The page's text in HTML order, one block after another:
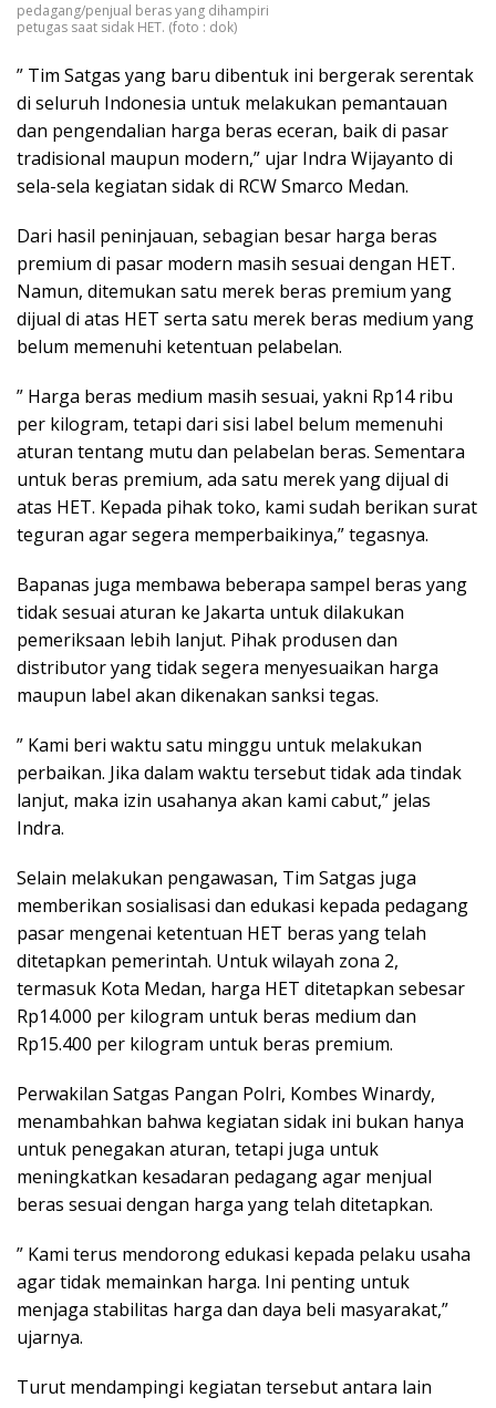
pedagang/penjual beras yang dihampiri
petugas saat sidak HET. (foto : dok)
” Tim Satgas yang baru dibentuk ini bergerak serentak
di seluruh Indonesia untuk melakukan pemantauan
dan pengendalian harga beras eceran, baik di pasar
tradisional maupun modern,” ujar Indra Wijayanto di
sela-sela kegiatan sidak di RCW Smarco Medan.
Dari hasil peninjauan, sebagian besar harga beras
premium di pasar modern masih sesuai dengan HET.
Namun, ditemukan satu merek beras premium yang
dijual di atas HET serta satu merek beras medium yang
belum memenuhi ketentuan pelabelan.
” Harga beras medium masih sesuai, yakni Rp14 ribu
per kilogram, tetapi dari sisi label belum memenuhi
aturan tentang mutu dan pelabelan beras. Sementara
untuk beras premium, ada satu merek yang dijual di
atas HET. Kepada pihak toko, kami sudah berikan surat
teguran agar segera memperbaikinya,” tegasnya.
Bapanas juga membawa beberapa sampel beras yang
tidak sesuai aturan ke Jakarta untuk dilakukan
pemeriksaan lebih lanjut. Pihak produsen dan
distributor yang tidak segera menyesuaikan harga
maupun label akan dikenakan sanksi tegas.
” Kami beri waktu satu minggu untuk melakukan
perbaikan. Jika dalam waktu tersebut tidak ada tindak
lanjut, maka izin usahanya akan kami cabut,” jelas
Indra.
Selain melakukan pengawasan, Tim Satgas juga
memberikan sosialisasi dan edukasi kepada pedagang
pasar mengenai ketentuan HET beras yang telah
ditetapkan pemerintah. Untuk wilayah zona 2,
termasuk Kota Medan, harga HET ditetapkan sebesar
Rp14.000 per kilogram untuk beras medium dan
Rp15.400 per kilogram untuk beras premium.
Perwakilan Satgas Pangan Polri, Kombes Winardy,
menambahkan bahwa kegiatan sidak ini bukan hanya
untuk penegakan aturan, tetapi juga untuk
meningkatkan kesadaran pedagang agar menjual
beras sesuai dengan harga yang telah ditetapkan.
” Kami terus mendorong edukasi kepada pelaku usaha
agar tidak memainkan harga. Ini penting untuk
menjaga stabilitas harga dan daya beli masyarakat,”
ujarnya.
Turut mendampingi kegiatan tersebut antara lain